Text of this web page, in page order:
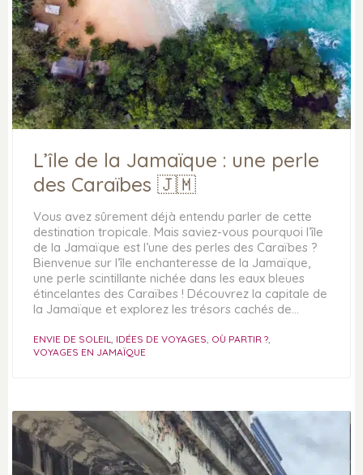
L’île de la Jamaïque : une perle
des Caraïbes 🇯🇲
Vous avez sûrement déjà entendu parler de cette
destination tropicale. Mais saviez-vous pourquoi l’île
de la Jamaïque est l’une des perles des Caraïbes ?
Bienvenue sur l’île enchanteresse de la Jamaïque,
une perle scintillante nichée dans les eaux bleues
étincelantes des Caraïbes ! Découvrez la capitale de
la Jamaïque et explorez les trésors cachés de…
ENVIE DE SOLEIL, IDÉES DE VOYAGES, OÙ PARTIR ?,
VOYAGES EN JAMAÏQUE